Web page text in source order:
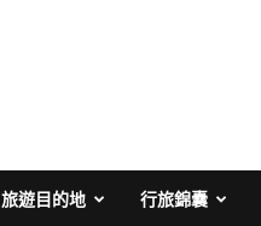
旅遊目的地 行旅錦囊